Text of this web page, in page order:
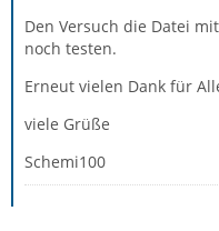
Den Versuch die Datei
noch testen.
Erneut vielen Dank für
viele Grüße
Schemi100